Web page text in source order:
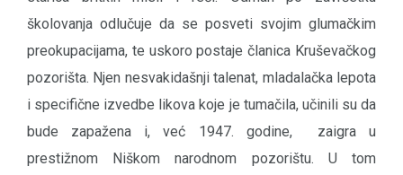
školovanja odlučuje da se posveti svojim glumačkim
preokupacijama, te uskoro postaje članica Kruševačkog
pozorišta. Njen nesvakidašnji talenat, mladalačka lepota
i specifične izvedbe likova koje je tumačila, učinili su da
bude zapažena i, već 1947. godine, zaigra u
prestižnom Niškom narodnom pozorištu. U tom